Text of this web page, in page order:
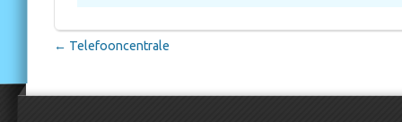
← Telefooncentrale